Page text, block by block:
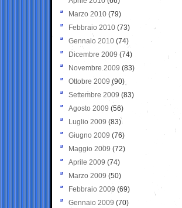
Marzo 2010 (79)
Febbraio 2010 (73)
Gennaio 2010 (74)
Dicembre 2009 (74)
Novembre 2009 (83)
Ottobre 2009 (90)
Settembre 2009 (83)
Agosto 2009 (56)
Luglio 2009 (83)
Giugno 2009 (76)
Maggio 2009 (72)
Aprile 2009 (74)
Marzo 2009 (50)
Febbraio 2009 (69)
Gennaio 2009 (70)